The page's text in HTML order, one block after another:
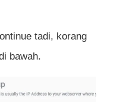
tadi, korang
bawah.